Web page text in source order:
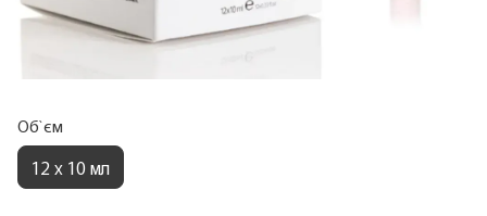
Об`єм
12 х 10 мл